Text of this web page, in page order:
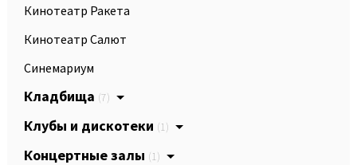
Кинотеатр Ракета
Кинотеатр Салют
Синемариум
Кладбища (7)
Клубы и дискотеки (1)
Концертные залы (1)